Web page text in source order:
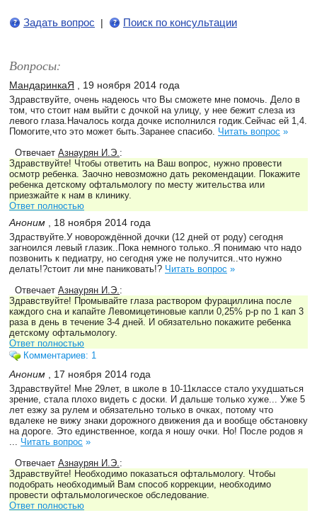
Задать вопрос | Поиск по консультации
Вопросы:
МандаринкаЯ , 19 ноября 2014 года
Здравствуйте, очень надеюсь что Вы сможете мне помочь. Дело в
том, что стоит нам выйти с дочкой на улицу, у нее бежит слеза из
левого глаза.Началось когда дочке исполнился годик.Сейчас ей 1,4.
Помогите,что это может быть.Заранее спасибо. Читать вопрос »
Отвечает Азнаурян И.Э.:
Здравствуйте! Чтобы ответить на Ваш вопрос, нужно провести
осмотр ребенка. Заочно невозможно дать рекомендации. Покажите
ребенка детскому офтальмологу по месту жительства или
приезжайте к нам в клинику.
Ответ полностью
Аноним , 18 ноября 2014 года
Здраствуйте.У новорождённой дочки (12 дней от роду) сегодня
загноился левый глазик..Пока немного только..Я понимаю что надо
позвонить к педиатру, но сегодня уже не получится..что нужно
делать!?стоит ли мне паниковать!? Читать вопрос »
Отвечает Азнаурян И.Э.:
Здравствуйте! Промывайте глаза раствором фурациллина после
каждого сна и капайте Левомицетиновые капли 0,25% р-р по 1 кап 3
раза в день в течение 3-4 дней. И обязательно покажите ребенка
детскому офтальмологу.
Ответ полностью
Комментариев: 1
Аноним , 17 ноября 2014 года
Здравствуйте! Мне 29лет, в школе в 10-11классе стало ухудшаться
зрение, стала плохо видеть с доски. И дальше только хуже... Уже 5
лет езжу за рулем и обязательно только в очках, потому что
вдалеке не вижу знаки дорожного движения да и вообще обстановку
на дороге. Это единственное, когда я ношу очки. Но! После родов я
... Читать вопрос »
Отвечает Азнаурян И.Э.:
Здравствуйте! Необходимо показаться офтальмологу. Чтобы
подобрать необходимый Вам способ коррекции, необходимо
провести офтальмологическое обследование.
Ответ полностью